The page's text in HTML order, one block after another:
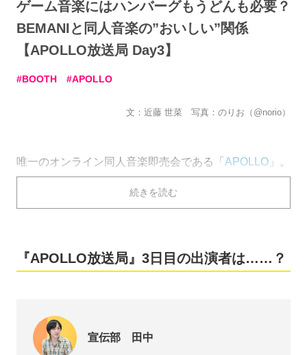
ゲーム音楽にはハンバーグもうどんも必要？
BEMANIと同人音楽の”おいしい”関係
【APOLLO放送局 Day3】
BOOTH APOLLO
文：近藤 世菜 写真：のりお（@norio）
唯一のオンライン同人音楽即売会である「 APOLLO 」。
2016年6月17日（金）〜19日（日）に行われた第4回目
の開催では、イベント期間中に特別番組『APOLLO放送
局』の生配信を実施しました。
ンタテインメント宣伝部の田中さん、BEMANIアーティ
意外な裏話も飛び出した、『APOLLO放送局』3日目の
続きを読む
『APOLLO放送局』3日目の出演者は……？
宣伝部 田中